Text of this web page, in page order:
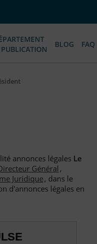
PUBLICATION
BLOG FAQ
annonces légales Le
Général,
Juridique, dans le
d'annonces légales en